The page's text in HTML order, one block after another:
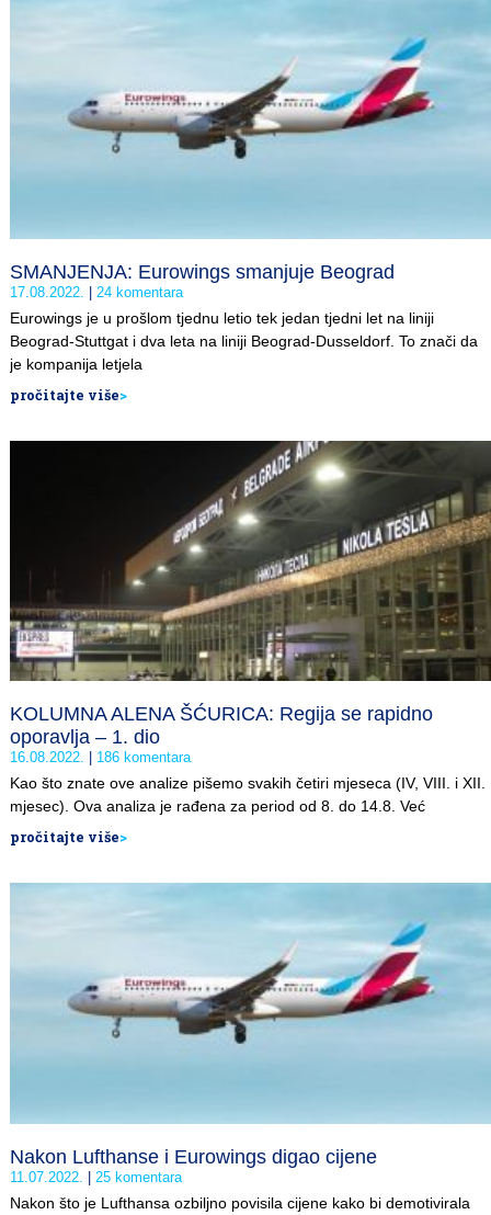
SMANJENJA: Eurowings smanjuje Beograd
17.08.2022. 24 komentara
Eurowings je u prošlom tjednu letio tek jedan tjedni let na liniji
Beograd-Stuttgat i dva leta na liniji Beograd-Dusseldorf. To znači da
je kompanija letjela
pročitajte više>
KOLUMNA ALENA ŠĆURICA: Regija se rapidno
oporavlja – 1. dio
16.08.2022. 186 komentara
Kao što znate ove analize pišemo svakih četiri mjeseca (IV, VIII. i XII.
mjesec). Ova analiza je rađena za period od 8. do 14.8. Već
pročitajte više>
Nakon Lufthanse i Eurowings digao cijene
11.07.2022. 25 komentara
Nakon što je Lufthansa ozbiljno povisila cijene kako bi demotivirala